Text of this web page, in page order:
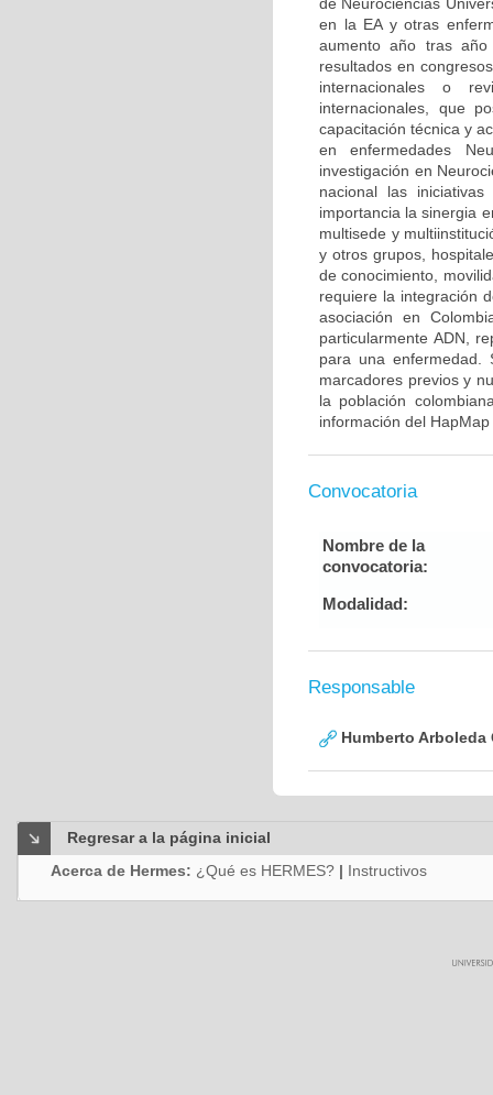
en la EA y otras
aumento año tras año
resultados en
internacionales o
internacionales, que
capacitación técnica y
en enfermedades
investigación en
nacional las
importancia la sinergia
multisede y
y otros grupos,
de conocimiento,
requiere la integración
asociación en
particularmente ADN,
para una enfermedad.
marcadores previos y
la población
información del
Convocatoria
Nombre de la
convocatoria:
Modalidad:
Responsable
Humberto Arboleda
Regresar a la página inicial
Acerca de Hermes: ¿Qué es HERMES? | Instructivos